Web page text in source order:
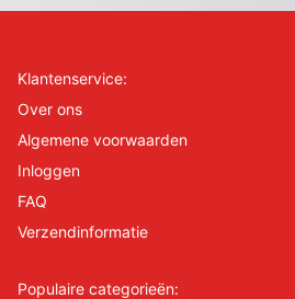
Klantenservice:
Over ons
Algemene voorwaarden
Inloggen
FAQ
Verzendinformatie
Populaire categorieën: